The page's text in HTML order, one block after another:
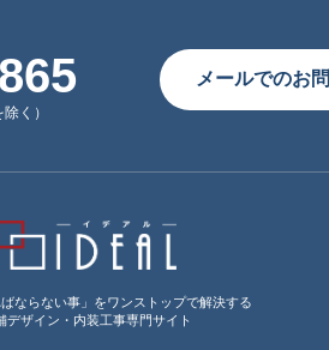
く）
メールでのお
ばならない事」をワンストップで解決する
デザイン・内装工事専門サイト